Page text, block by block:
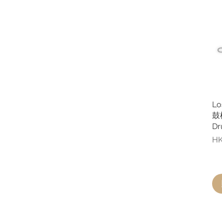
鼓
價